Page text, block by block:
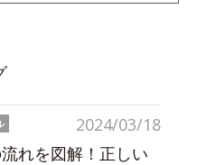
2024/03/18
れを図解！正しい